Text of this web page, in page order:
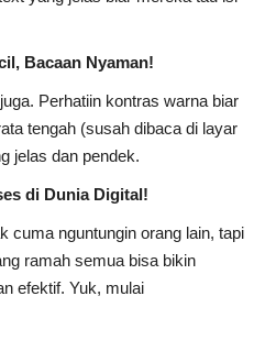
Bacaan Nyaman!
Perhatiin kontras warna biar
tengah (susah dibaca di layar
jelas dan pendek.
di Dunia Digital!
cuma nguntungin orang lain, tapi
ramah semua bisa bikin
efektif. Yuk, mulai